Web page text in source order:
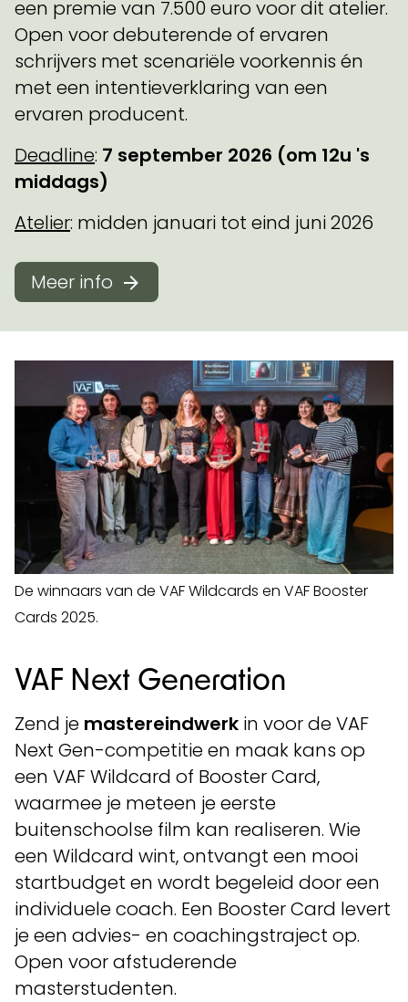
een premie van 7.500 euro voor dit atelier.
Open voor debuterende of ervaren
schrijvers met scenariële voorkennis én
met een intentieverklaring van een
ervaren producent.
Deadline: 7 september 2026 (om 12u 's
middags)
Atelier: midden januari tot eind juni 2026
Meer info
De winnaars van de VAF Wildcards en VAF Booster
Cards 2025.
VAF Next Generation
Zend je mastereindwerk in voor de VAF
Next Gen-competitie en maak kans op
een VAF Wildcard of Booster Card,
waarmee je meteen je eerste
buitenschoolse film kan realiseren. Wie
een Wildcard wint, ontvangt een mooi
startbudget en wordt begeleid door een
individuele coach. Een Booster Card levert
je een advies- en coachingstraject op.
Open voor afstuderende
masterstudenten.